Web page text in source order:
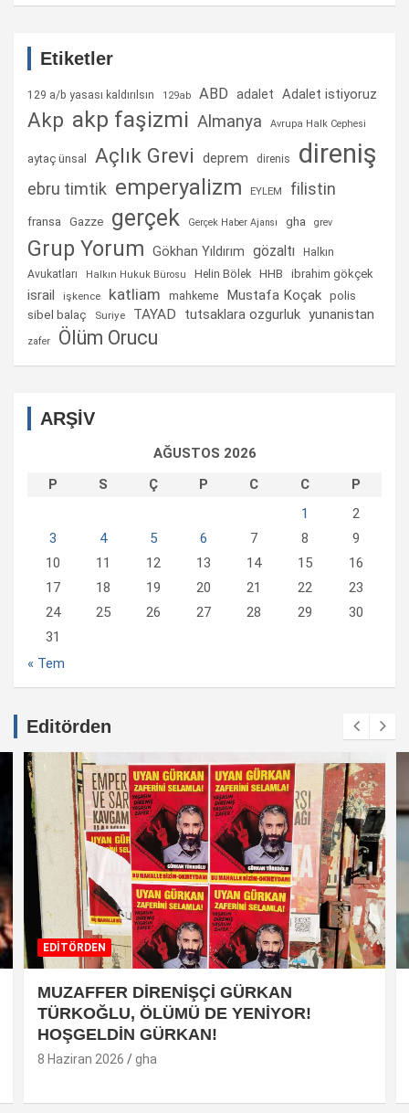
Etiketler
129 a/b yasası kaldırılsın 129ab ABD adalet Adalet istiyoruz
Akp akp faşizmi Almanya Avrupa Halk Cephesi
aytaç ünsal Açlık Grevi deprem direnis direniş
ebru timtik emperyalizm EYLEM filistin
fransa Gazze gerçek Gerçek Haber Ajansı gha grev
Grup Yorum Gökhan Yıldırım gözaltı
Halkın
Avukatları
Halkın Hukuk Bürosu Helin Bölek HHB ibrahim gökçek
israil işkence katliam mahkeme Mustafa Koçak polis
sibel balaç Suriye TAYAD tutsaklara ozgurluk yunanistan
zafer Ölüm Orucu
ARŞİV
AĞUSTOS 2026
P
S Ç P C C
P
1
2
3
4 5 6 7 8
9
10
11 12 13 14 15
16
17
18 19 20 21 22
23
24
25 26 27 28 29
30
31
« Tem
Editörden
EDİTÖRDEN
MUZAFFER DİRENİŞÇİ GÜRKAN
TÜRKOĞLU, ÖLÜMÜ DE YENİYOR!
HOŞGELDİN GÜRKAN!
8 Haziran 2026 gha